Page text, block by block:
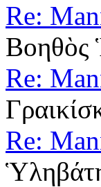
Re:
Βοηθὸς
Re:
Re: